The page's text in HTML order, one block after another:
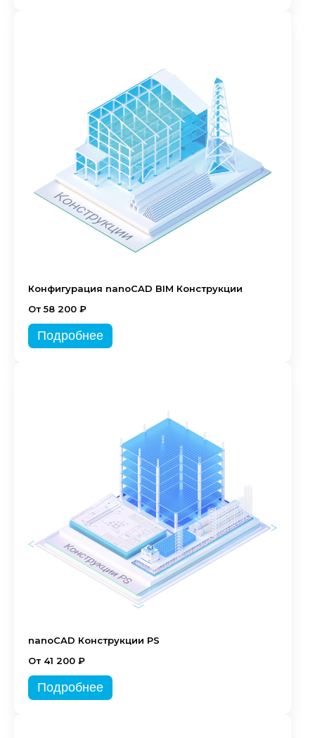
Конфигурация nanoCAD BIM Конструкции
От 58 200 ₽
Подробнее
nanoCAD Конструкции PS
От 41 200 ₽
Подробнее